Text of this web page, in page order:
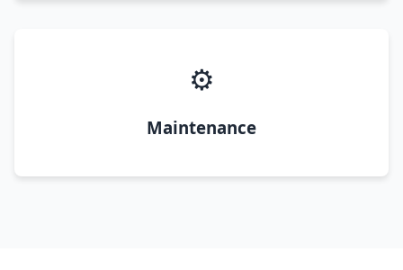
⚙️
Maintenance